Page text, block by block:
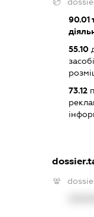
90.01
55.10
73.12